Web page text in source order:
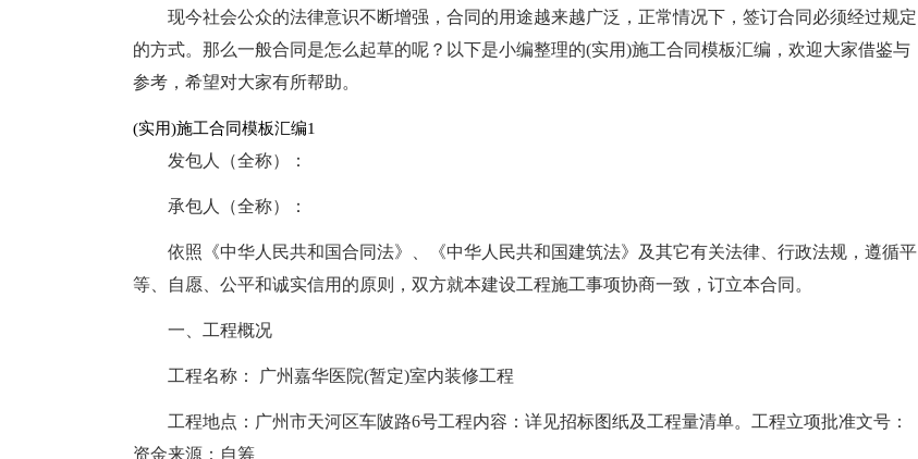
现今社会公众的法律意识不断增强，合同的用途越来越广泛，正常情况下，签订合同必须经过规定
的方式。那么一般合同是怎么起草的呢？以下是小编整理的(实用)施工合同模板汇编，欢迎大家借鉴与
参考，希望对大家有所帮助。
(实用)施工合同模板汇编1
发包人（全称）：
承包人（全称）：
依照《中华人民共和国合同法》、《中华人民共和国建筑法》及其它有关法律、行政法规，遵循平
等、自愿、公平和诚实信用的原则，双方就本建设工程施工事项协商一致，订立本合同。
一、工程概况
工程名称： 广州嘉华医院(暂定)室内装修工程
工程地点：广州市天河区车陂路6号工程内容：详见招标图纸及工程量清单。工程立项批准文号：
资金来源：自筹